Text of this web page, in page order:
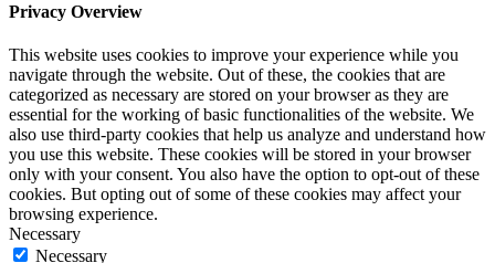
Privacy Overview
This website uses cookies to improve your experience while you
navigate through the website. Out of these, the cookies that are
categorized as necessary are stored on your browser as they are
essential for the working of basic functionalities of the website. We
also use third-party cookies that help us analyze and understand how
you use this website. These cookies will be stored in your browser
only with your consent. You also have the option to opt-out of these
cookies. But opting out of some of these cookies may affect your
browsing experience.
Necessary
Necessary